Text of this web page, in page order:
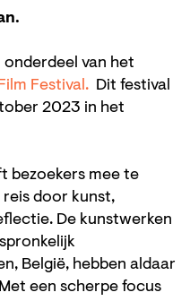
onderdeel van het
Festival. Dit festival
2023 in het
bezoekers mee te
door kunst,
De kunstwerken
België, hebben aldaar
een scherpe focus